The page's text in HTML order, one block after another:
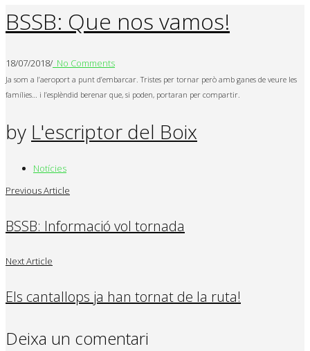
BSSB: Que nos vamos!
18/07/2018/ No Comments
Ja som a l’aeroport a punt d’embarcar. Tristes per tornar però amb ganes de veure les
famílies… i l’esplèndid berenar que, si poden, portaran per compartir.
by L'escriptor del Boix
Notícies
Previous Article
BSSB: Informació vol tornada
Next Article
Els cantallops ja han tornat de la ruta!
Deixa un comentari